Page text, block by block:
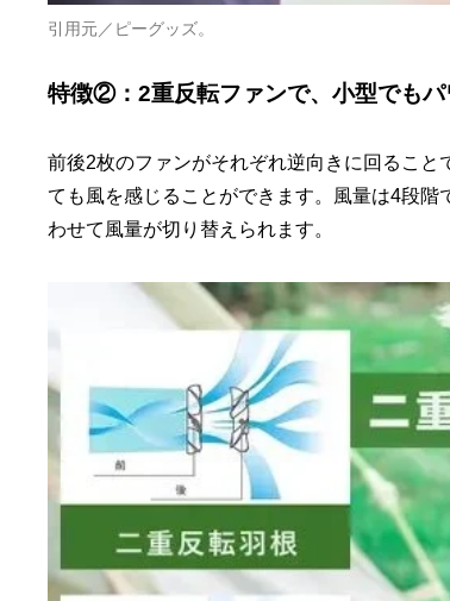
引用元／ピーグッズ。
特徴②：2重反転ファンで、小型でもパ
前後2枚のファンがそれぞれ逆向きに回るこ
ても風を感じることができます。風量は4段
わせて風量が切り替えられます。